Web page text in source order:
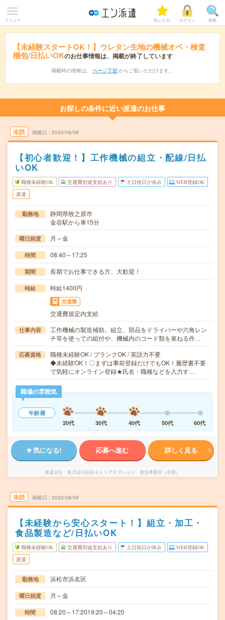
メニュー 気になる! ログイン 検索
【未経験スタートOK！】ウレタン生地の機械オペ・検査
梱包/日払いOKのお仕事情報は、掲載が終了しています
掲載時の情報は、 ページ下部 からご覧いただけます。
お探しの条件に近い派遣のお仕事
未読 掲載日 2026/08/08
【初心者歓迎！】工作機械の組立・配線/日払
いOK
職種未経験OK 交通費別途支給あり 土日祝日が休み WEB登録OK
派遣
勤務地
静岡県牧之原市
金谷駅から車15分
曜日頻度 月～金
時間 08:40～17:25
期間 長期でお仕事できる方、大歓迎！
時給 時給1400円
交通費
交通費規定内支給
仕事内容
工作機械の製造補助。組立、部品をドライバーや六角レン
チ等を使っての組付や、機械内のコード類を束ねる作…
応募資格
職種未経験OK / ブランクOK / 英語力不要
◆未経験OK！〇まずは事前登録だけでもOK！履歴書不要
で気軽にオンライン登録★氏名・職種などを入力す…
職場の雰囲気
年齢層
20代
30代 40代 50代 60代
気になる! 応募へ進む 詳しく見る
派遣会社 株式会社綜合キャリアオプション 製造事業部（全国）
未読 掲載日 2026/08/08
【未経験から安心スタート！】組立・加工・
食品製造など/日払いOK
職種未経験OK 交通費別途支給あり 土日祝日が休み WEB登録OK
派遣
勤務地 浜松市浜名区
曜日頻度 月～金
時間 08:20～17:2019:20～04:20